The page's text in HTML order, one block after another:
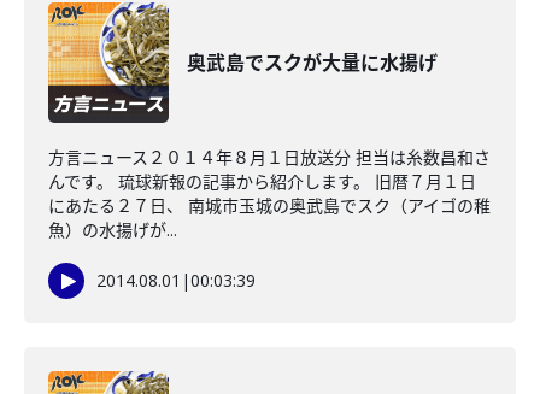
奥武島でスクが大量に水揚げ
方言ニュース２０１４年８月１日放送分 担当は糸数昌和さ
んです。 琉球新報の記事から紹介します。 旧暦７月１日
にあたる２７日、 南城市玉城の奥武島でスク（アイゴの稚
魚）の水揚げが...
2014.08.01 |00:03:39